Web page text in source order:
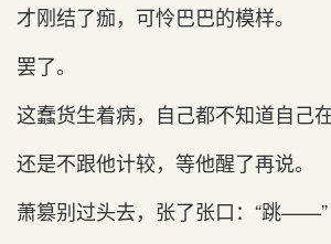
才刚结了痂，可怜巴巴的模样。
罢了。
这蠢货生着病，自己都不知道自己
还是不跟他计较，等他醒了再说。
萧篡别过头去，张了张口：“跳——”